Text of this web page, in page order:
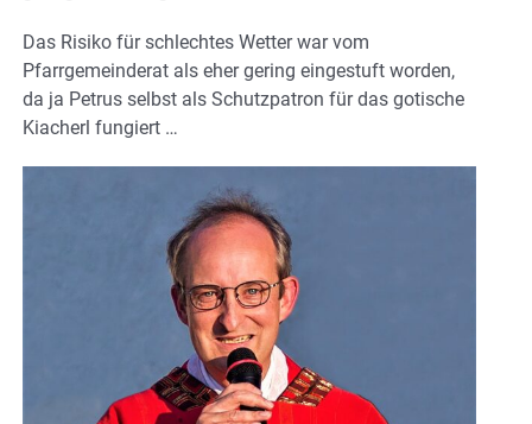
Das Risiko für schlechtes Wetter war vom
Pfarrgemeinderat als eher gering eingestuft worden,
da ja Petrus selbst als Schutzpatron für das gotische
Kiacherl fungiert …